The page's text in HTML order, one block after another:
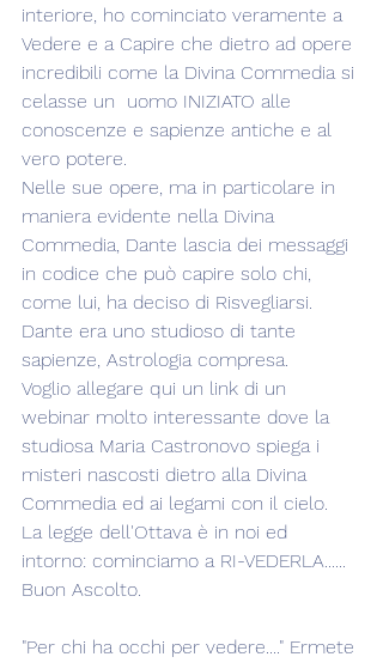
interiore, ho cominciato veramente a
Vedere e a Capire che dietro ad opere
incredibili come la Divina Commedia si
celasse un  uomo INIZIATO alle
conoscenze e sapienze antiche e al
vero potere.
Nelle sue opere, ma in particolare in
maniera evidente nella Divina
Commedia, Dante lascia dei messaggi
in codice che può capire solo chi,
come lui, ha deciso di Risvegliarsi.
Dante era uno studioso di tante
sapienze, Astrologia compresa.
Voglio allegare qui un link di un
webinar molto interessante dove la
studiosa Maria Castronovo spiega i
misteri nascosti dietro alla Divina
Commedia ed ai legami con il cielo.
La legge dell'Ottava è in noi ed
intorno: cominciamo a RI-VEDERLA......
Buon Ascolto.
"Per chi ha occhi per vedere...." Ermete